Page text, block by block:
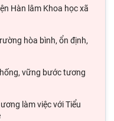
Hàn lâm Khoa học xã
hòa bình, ổn định,
vững bước tương
làm việc với Tiểu